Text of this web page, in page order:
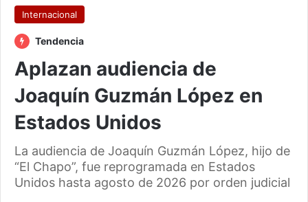
Internacional
Tendencia
Aplazan audiencia de
Joaquín Guzmán López en
Estados Unidos
La audiencia de Joaquín Guzmán López, hijo de
“El Chapo”, fue reprogramada en Estados
Unidos hasta agosto de 2026 por orden judicial